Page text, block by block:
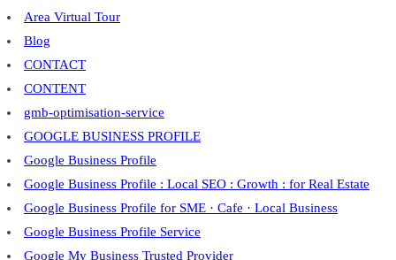
Area Virtual Tour
Blog
CONTACT
CONTENT
gmb-optimisation-service
GOOGLE BUSINESS PROFILE
Google Business Profile
Google Business Profile : Local SEO : Growth : for Real Estate
Google Business Profile for SME · Cafe · Local Business
Google Business Profile Service
Google My Business Trusted Provider